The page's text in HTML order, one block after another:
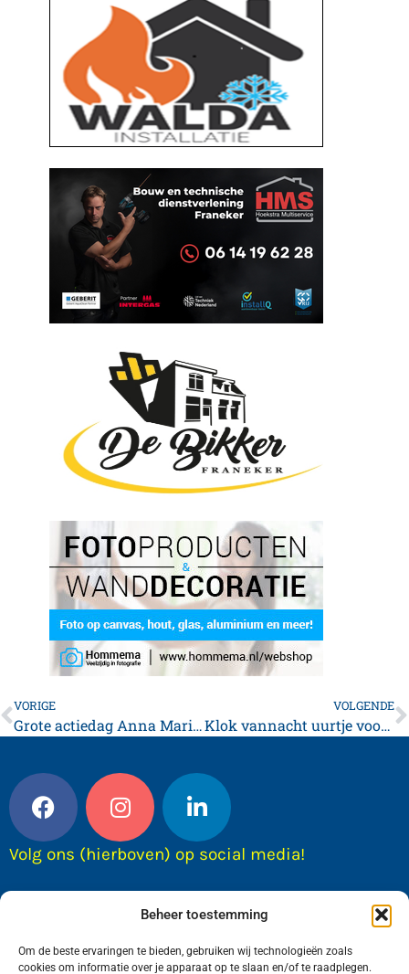
Beheer toestemming
Om de beste ervaringen te bieden, gebruiken wij technologieën zoals
cookies om informatie over je apparaat op te slaan en/of te raadplegen.
VORIGE
Grote actiedag Anna Maria van Schurman
VOLGENDE
Klok vannacht uurtje vooruit
Volg ons (hierboven) op social media!